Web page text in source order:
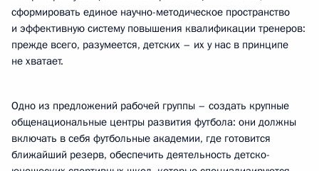
сформировать единое научно-методическое пространство
и эффективную систему повышения квалификации тренеров:
прежде всего, разумеется, детских – их у нас в принципе
не хватает.
Одно из предложений рабочей группы – создать крупные
общенациональные центры развития футбола: они должны
включать в себя футбольные академии, где готовится
ближайший резерв, обеспечить деятельность детско-